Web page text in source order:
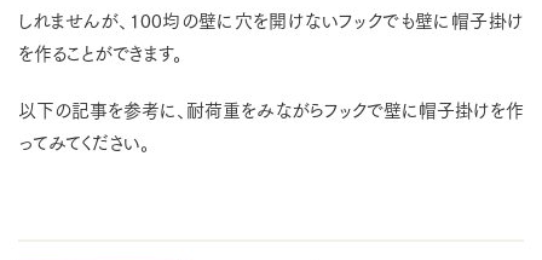
しれませんが、100均の壁に穴を開けないフックでも壁に帽子掛け
を作ることができます。
以下の記事を参考に、耐荷重をみながらフックで壁に帽子掛けを作
ってみてください。